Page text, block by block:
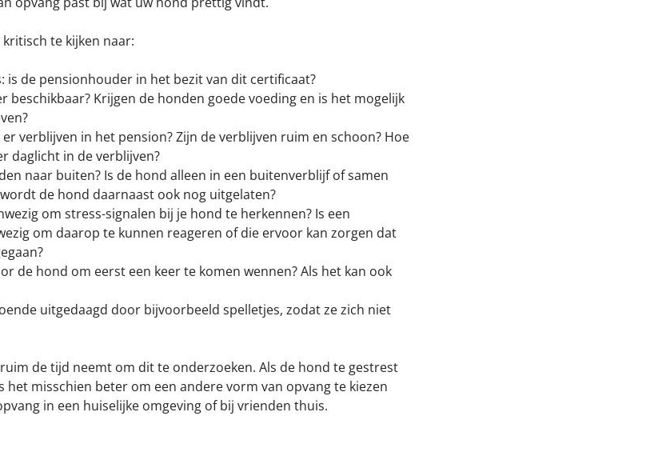
te kijken naar:
is de pensionhouder in het bezit van dit certificaat?
beschikbaar? Krijgen de honden goede voeding en is het mogelijk
verblijven in het pension? Zijn de verblijven ruim en schoon? Hoe
daglicht in de verblijven?
naar buiten? Is de hond alleen in een buitenverblijf of samen
de hond daarnaast ook nog uitgelaten?
om stress-signalen bij je hond te herkennen? Is een
om daarop te kunnen reageren of die ervoor kan zorgen dat
de hond om eerst een keer te komen wennen? Als het kan ook
uitgedaagd door bijvoorbeeld spelletjes, zodat ze zich niet
de tijd neemt om dit te onderzoeken. Als de hond te gestrest
het misschien beter om een andere vorm van opvang te kiezen
in een huiselijke omgeving of bij vrienden thuis.